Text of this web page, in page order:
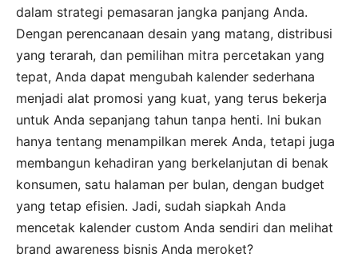
dalam strategi pemasaran jangka panjang Anda.
Dengan perencanaan desain yang matang, distribusi
yang terarah, dan pemilihan mitra percetakan yang
tepat, Anda dapat mengubah kalender sederhana
menjadi alat promosi yang kuat, yang terus bekerja
untuk Anda sepanjang tahun tanpa henti. Ini bukan
hanya tentang menampilkan merek Anda, tetapi juga
membangun kehadiran yang berkelanjutan di benak
konsumen, satu halaman per bulan, dengan budget
yang tetap efisien. Jadi, sudah siapkah Anda
mencetak kalender custom Anda sendiri dan melihat
brand awareness bisnis Anda meroket?